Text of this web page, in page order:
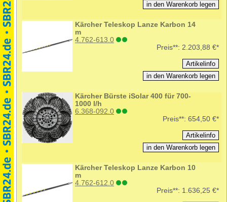
Kärcher Teleskop Lanze Karbon 14
m
4.762-613.0
Preis**: 2.203,88 €*
Kärcher Bürste iSolar 400 für 700-
1000 l/h
6.368-092.0
Preis**: 654,50 €*
Kärcher Teleskop Lanze Karbon 10
m
4.762-612.0
Preis**: 1.636,25 €*